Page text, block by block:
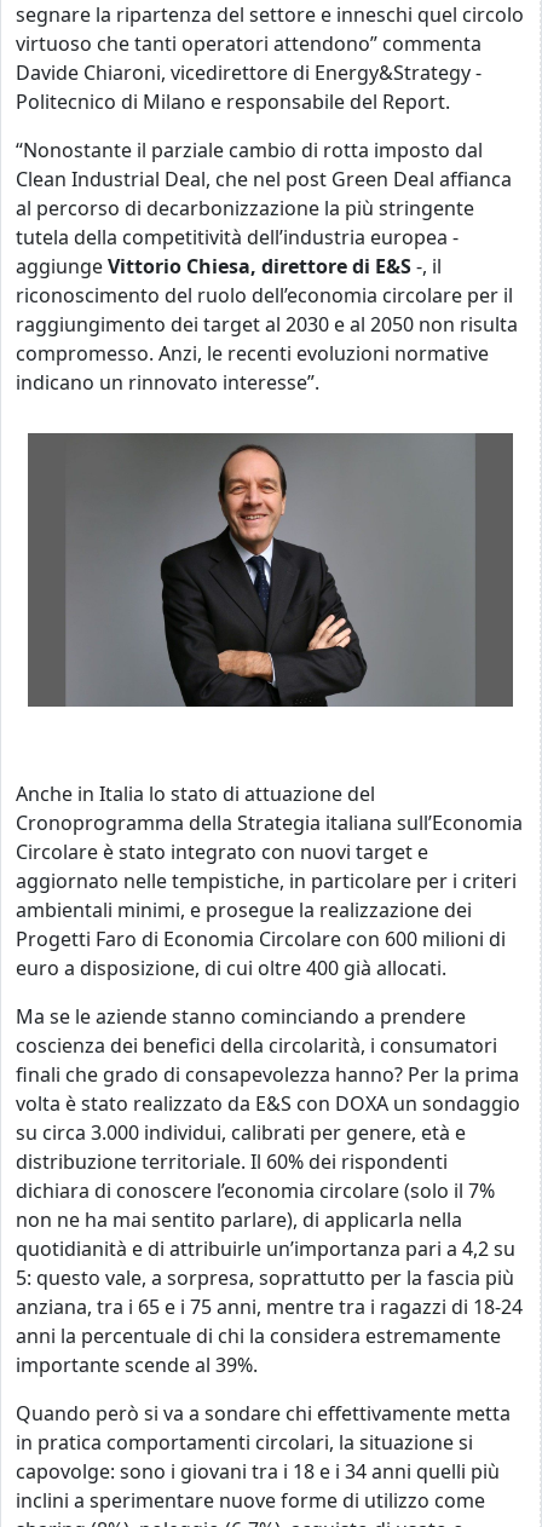
segnare la ripartenza del settore e inneschi quel circolo
virtuoso che tanti operatori attendono” commenta
Davide Chiaroni, vicedirettore di Energy&Strategy -
Politecnico di Milano e responsabile del Report.
“Nonostante il parziale cambio di rotta imposto dal
Clean Industrial Deal, che nel post Green Deal affianca
al percorso di decarbonizzazione la più stringente
tutela della competitività dell’industria europea -
aggiungeVittorio Chiesa, direttore di E&S-, il
riconoscimento del ruolo dell’economia circolare per il
raggiungimento dei target al 2030 e al 2050 non risulta
compromesso. Anzi, le recenti evoluzioni normative
indicano un rinnovato interesse”.
Anche in Italia lo stato di attuazione del
Cronoprogramma della Strategia italiana sull’Economia
Circolare è stato integrato con nuovi target e
aggiornato nelle tempistiche, in particolare per i criteri
ambientali minimi, e prosegue la realizzazione dei
Progetti Faro di Economia Circolare con 600 milioni di
euro a disposizione, di cui oltre 400 già allocati.
Ma se le aziende stanno cominciando a prendere
coscienza dei benefici della circolarità, i consumatori
finali che grado di consapevolezza hanno? Per la prima
volta è stato realizzato da E&S con DOXA un sondaggio
su circa 3.000 individui, calibrati per genere, età e
distribuzione territoriale. Il 60% dei rispondenti
dichiara di conoscere l’economia circolare (solo il 7%
non ne ha mai sentito parlare), di applicarla nella
quotidianità e di attribuirle un’importanza pari a 4,2 su
5: questo vale, a sorpresa, soprattutto per la fascia più
anziana, tra i 65 e i 75 anni, mentre tra i ragazzi di 18-24
anni la percentuale di chi la considera estremamente
importante scende al 39%.
Quando però si va a sondare chi effettivamente metta
in pratica comportamenti circolari, la situazione si
capovolge: sono i giovani tra i 18 e i 34 anni quelli più
inclini a sperimentare nuove forme di utilizzo come